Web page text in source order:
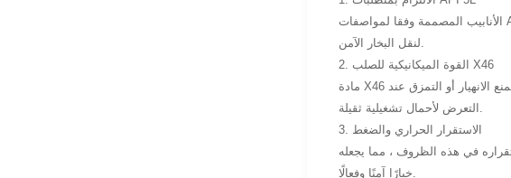
الأنابيب المصممة وفقا لمواصفات API 5L معروفة بجودتها المتسقة والأداء الميكانيكي الموثوق به. توفر درجة X46 على وجه الخصوص القوة اللازمة
2. القوة الميكانيكية للصلب X46
مادة X46 تضمن العائد الصلب وقوة الشد. هذا يسمح لأنابيب خطوط الأنابيب البخارية بمقاومة الإجهاد الميكانيكي ، مما يمنع الانهيار أو التمزق عند
3. الاستقرار الحراري والضغط
في هذه الظروف ، مما يجعله